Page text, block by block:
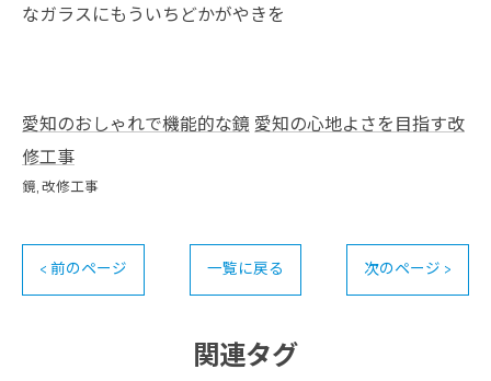
なガラスにもういちどかがやきを
愛知のおしゃれで機能的な鏡愛知の心地よさを目指す改
修工事
鏡 改修工事
< 前のページ 一覧に戻る 次のページ >
関連タグ